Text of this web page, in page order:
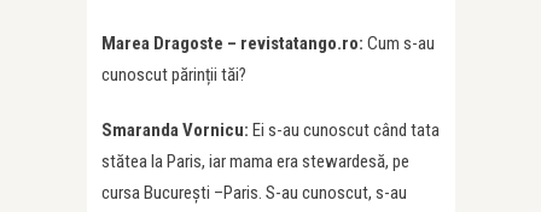
Marea Dragoste – revistatango.ro: Cum s-au
cunoscut părinții tăi?
Smaranda Vornicu: Ei s-au cunoscut când tata
stătea la Paris, iar mama era stewardesă, pe
cursa București –Paris. S-au cunoscut, s-au